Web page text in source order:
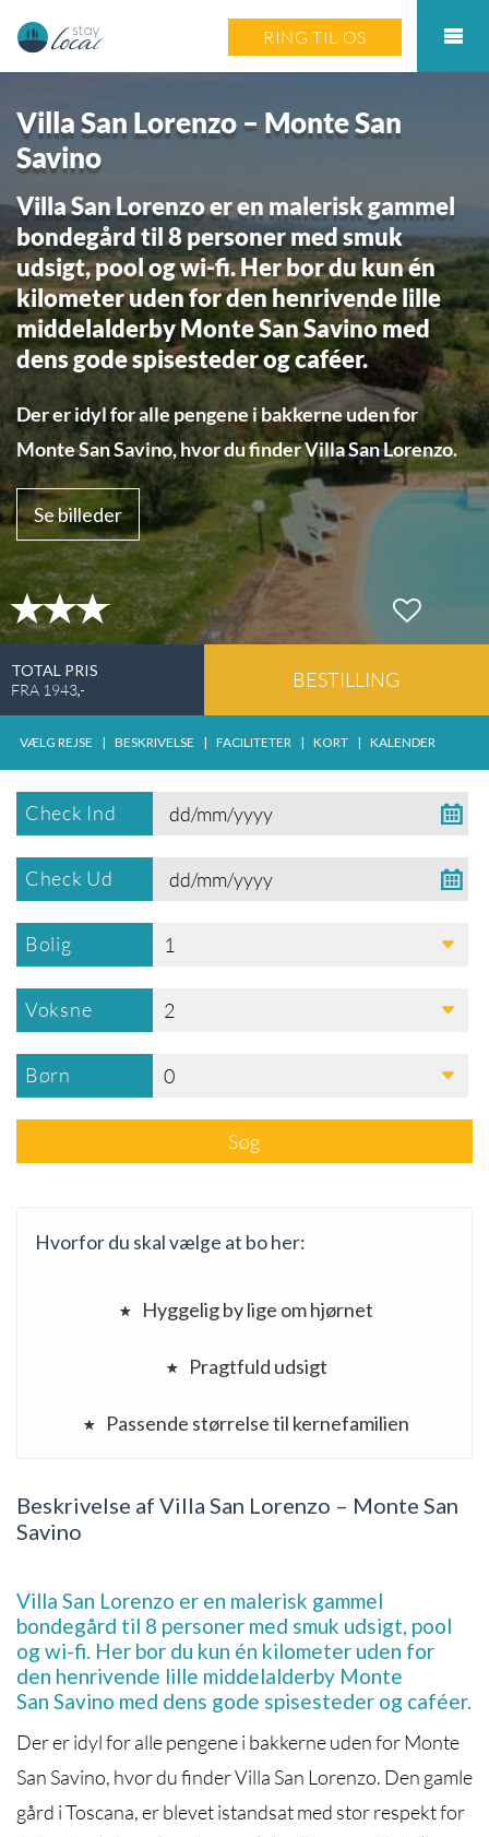
RING TIL OS
Villa San Lorenzo – Monte San
Savino
Villa San Lorenzo er en malerisk gammel
bondegård til 8 personer med smuk
udsigt, pool og wi-fi. Her bor du kun én
kilometer uden for den henrivende lille
middelalderby Monte San Savino med
dens gode spisesteder og caféer.
Der er idyl for alle pengene i bakkerne uden for
Monte San Savino, hvor du finder Villa San Lorenzo.
Se billeder
TOTAL PRIS
FRA 1943,- BESTILLING
VÆLG REJSE | BESKRIVELSE | FACILITETER | KORT | KALENDER
Check Ind
Check Ud
Bolig 1
Voksne 2
Børn 0
Søg
Hvorfor du skal vælge at bo her:
Hyggelig by lige om hjørnet
Pragtfuld udsigt
Passende størrelse til kernefamilien
Beskrivelse af Villa San Lorenzo – Monte San
Savino
Villa San Lorenzo er en malerisk gammel
bondegård til 8 personer med smuk udsigt, pool
og wi-fi. Her bor du kun én kilometer uden for
den henrivende lille middelalderby Monte
San Savino med dens gode spisesteder og caféer.
Der er idyl for alle pengene i bakkerne uden for Monte
San Savino, hvor du finder Villa San Lorenzo. Den gamle
gård i Toscana, er blevet istandsat med stor respekt for